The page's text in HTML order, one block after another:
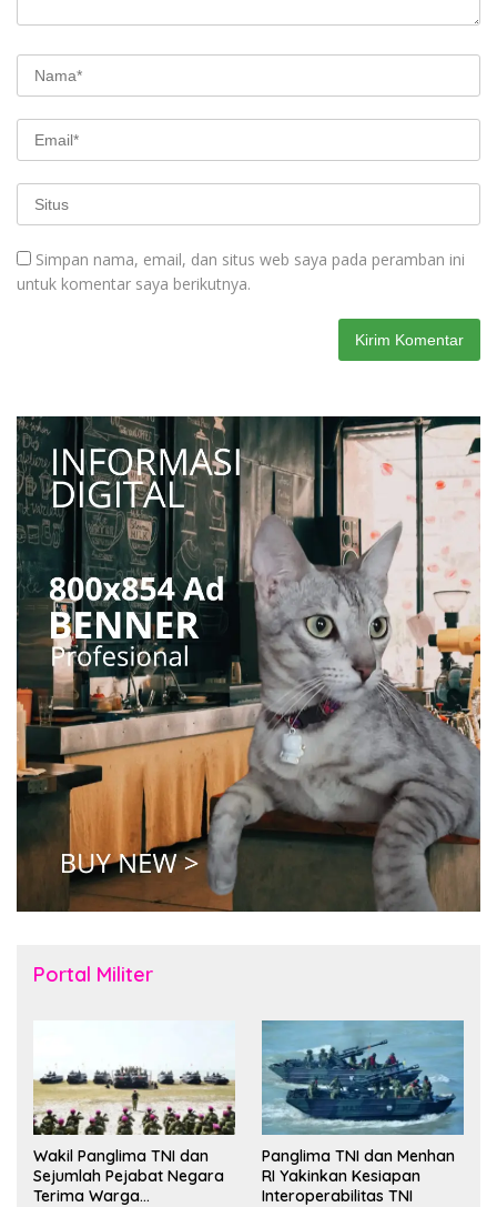
Simpan nama, email, dan situs web saya pada peramban ini
untuk komentar saya berikutnya.
Portal Militer
Wakil Panglima TNI dan
Sejumlah Pejabat Negara
Terima Warga
Panglima TNI dan Menhan
RI Yakinkan Kesiapan
Interoperabilitas TNI